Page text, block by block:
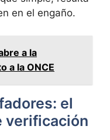
en el engaño.
a la
a la ONCE
el
verificación